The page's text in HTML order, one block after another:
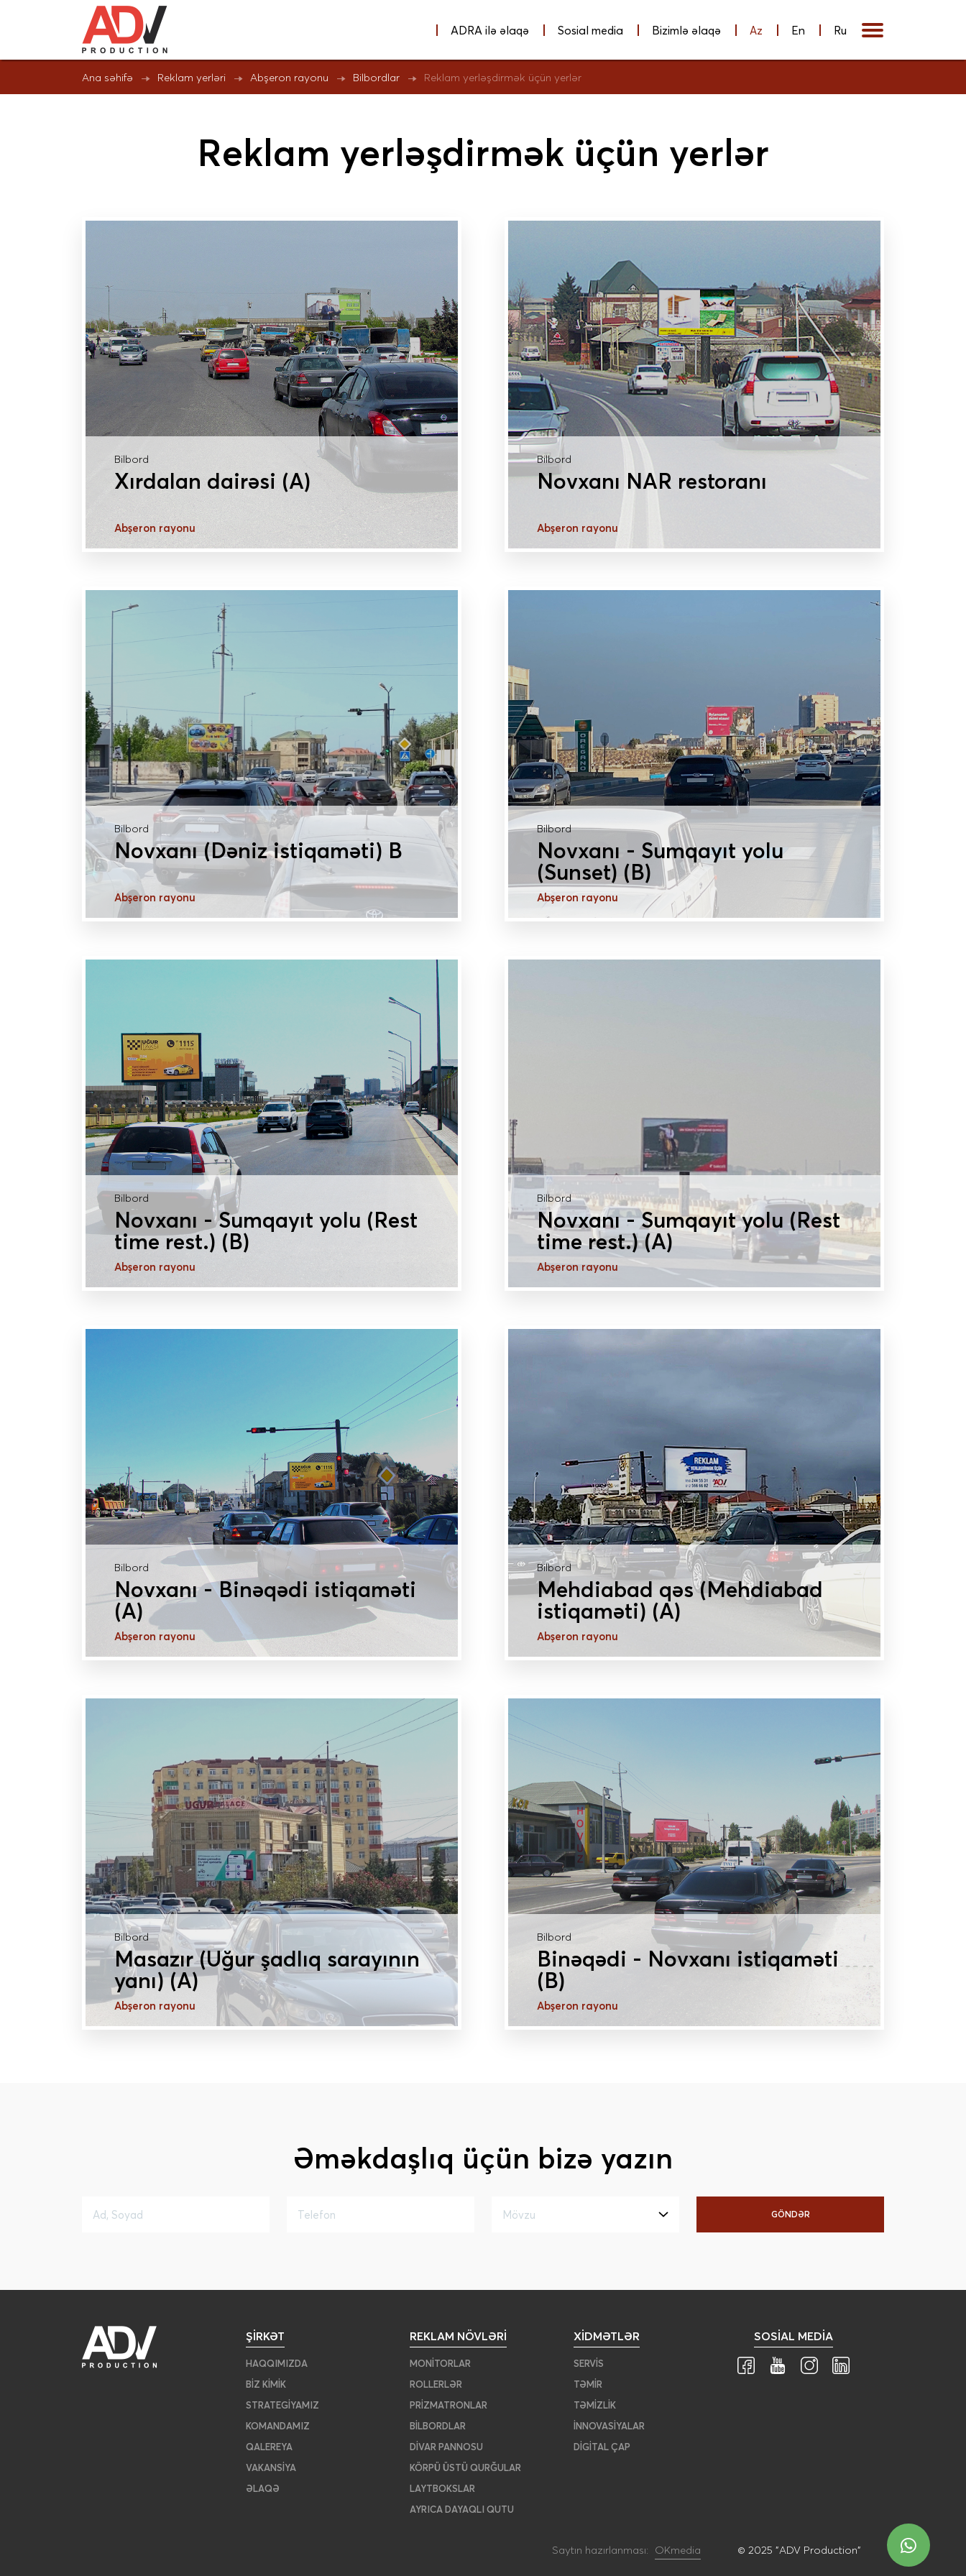
ADRA ilə əlaqə Sosial media Bizimlə əlaqə Az En Ru
Ana səhifə Reklam yerləri Abşeron rayonu Bilbordlar Reklam yerləşdirmək üçün yerlər
Reklam yerləşdirmək üçün yerlər
Bilbord
Xırdalan dairəsi (A)
Abşeron rayonu
Bilbord
Novxanı NAR restoranı
Abşeron rayonu
Bilbord
Novxanı (Dəniz istiqaməti) B
Abşeron rayonu
Bilbord
Novxanı - Sumqayıt yolu
(Sunset) (B)
Abşeron rayonu
Bilbord
Novxanı - Sumqayıt yolu (Rest
time rest.) (B)
Abşeron rayonu
Bilbord
Novxanı - Sumqayıt yolu (Rest
time rest.) (A)
Abşeron rayonu
Bilbord
Novxanı - Binəqədi istiqaməti
(A)
Abşeron rayonu
Bilbord
Mehdiabad qəs (Mehdiabad
istiqaməti) (A)
Abşeron rayonu
Bilbord
Masazır (Uğur şadlıq sarayının
yanı) (A)
Abşeron rayonu
Bilbord
Binəqədi - Novxanı istiqaməti
(B)
Abşeron rayonu
Əməkdaşlıq üçün bizə yazın
ŞIRKƏT
HAQQIMIZDA
BIZ KIMIK
STRATEGIYAMIZ
KOMANDAMIZ
QALEREYA
VAKANSIYA
ƏLAQƏ
REKLAM NÖVLƏRI
MONITORLAR
ROLLERLƏR
PRIZMATRONLAR
BILBORDLAR
DIVAR PANNOSU
KÖRPÜ ÜSTÜ QURĞULAR
LAYTBOKSLAR
AYRICA DAYAQLI QUTU
XIDMƏTLƏR
SERVIS
TƏMIR
TƏMIZLIK
İNNOVASIYALAR
DIGITAL ÇAP
SOSIAL MEDIA
Saytın hazırlanması: OKmedia © 2025 "ADV Production"